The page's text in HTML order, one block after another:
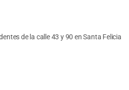
de la calle 43 y 90 en Santa Felicia